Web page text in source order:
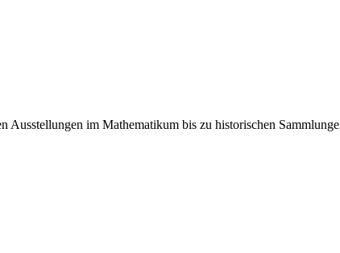
im Mathematikum bis zu historischen